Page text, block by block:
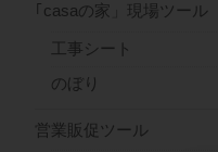
｢casaの家」現場ツール
工事シート
のぼり
営業販促ツール